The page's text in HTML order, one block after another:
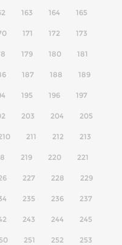
163 164 165
171 172 173
179 180 181
187 188 189
195 196 197
203 204 205
211 212 213
219 220 221
227 228 229
235 236 237
243 244 245
251 252 253